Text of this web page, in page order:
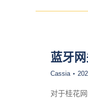
蓝牙
Cassia
对于桂花